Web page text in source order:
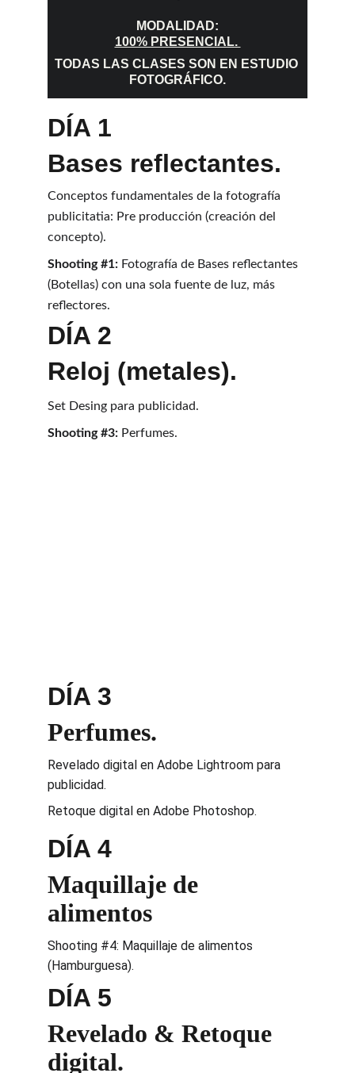
DÍA 1
Bases reflectantes.
Conceptos fundamentales de la fotografía
publicitatia: Pre producción (creación del
concepto).
Shooting #1: Fotografía de Bases reflectantes
(Botellas) con una sola fuente de luz, más
reflectores.
MODALIDAD:
100% PRESENCIAL.
TODAS LAS CLASES SON EN ESTUDIO
FOTOGRÁFICO.
DÍA 2
Reloj (metales).
DÍA 3
Perfumes.
Set Desing para publicidad.
Shooting #3: Perfumes.
DÍA 4
Maquillaje de
alimentos
Revelado digital en Adobe Lightroom para
publicidad.
Retoque digital en Adobe Photoshop.
DÍA 5
Revelado & Retoque
digital.
Shooting #4: Maquillaje de alimentos
(Hamburguesa).